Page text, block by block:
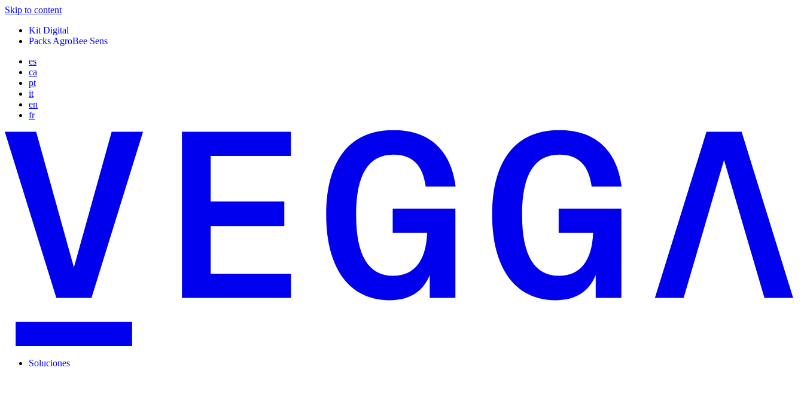
Skip to content
Kit Digital
Packs AgroBee Sens
es
ca
pt
it
en
fr
Soluciones